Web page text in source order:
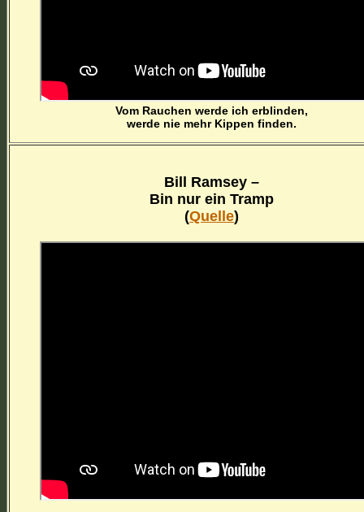
Vom Rauchen werde ich erblinden,
werde nie mehr Kippen finden.
Bill Ramsey –
Bin nur ein Tramp
(Quelle)